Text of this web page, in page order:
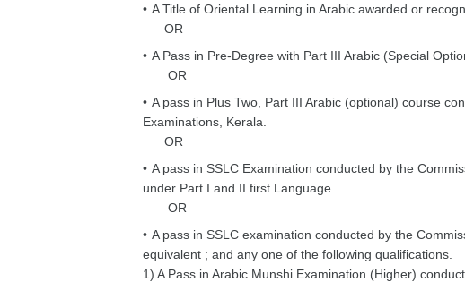
A Title of Oriental Learning in Arabic awarded or
OR
A Pass in Pre-Degree with Part III Arabic (Special
OR
A pass in Plus Two, Part III Arabic (optional) course
Examinations, Kerala.
OR
A pass in SSLC Examination conducted by the
under Part I and II first Language.
OR
A pass in SSLC examination conducted by the
equivalent ; and any one of the following qualifications.
1) A Pass in Arabic Munshi Examination (Higher)